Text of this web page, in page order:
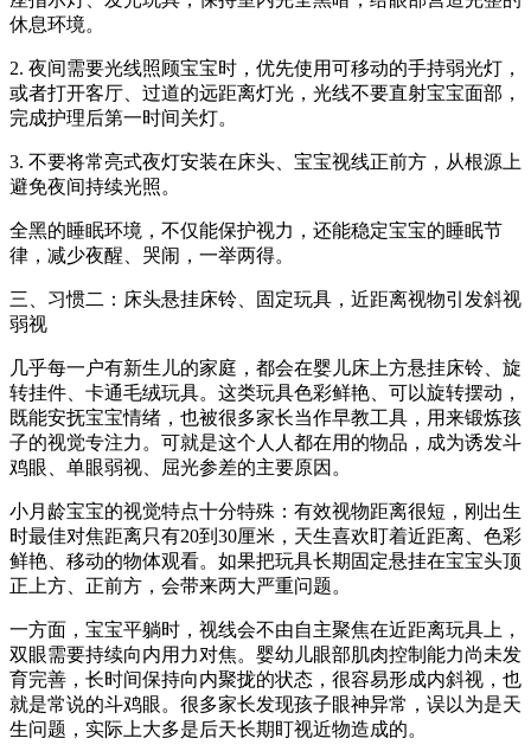
休息环境。
2. 夜间需要光线照顾宝宝时，优先使用可移动的手持弱光灯，
或者打开客厅、过道的远距离灯光，光线不要直射宝宝面部，
完成护理后第一时间关灯。
3. 不要将常亮式夜灯安装在床头、宝宝视线正前方，从根源上
避免夜间持续光照。
全黑的睡眠环境，不仅能保护视力，还能稳定宝宝的睡眠节
律，减少夜醒、哭闹，一举两得。
三、习惯二：床头悬挂床铃、固定玩具，近距离视物引发斜视
弱视
几乎每一户有新生儿的家庭，都会在婴儿床上方悬挂床铃、旋
转挂件、卡通毛绒玩具。这类玩具色彩鲜艳、可以旋转摆动，
既能安抚宝宝情绪，也被很多家长当作早教工具，用来锻炼孩
子的视觉专注力。可就是这个人人都在用的物品，成为诱发斗
鸡眼、单眼弱视、屈光参差的主要原因。
小月龄宝宝的视觉特点十分特殊：有效视物距离很短，刚出生
时最佳对焦距离只有20到30厘米，天生喜欢盯着近距离、色彩
鲜艳、移动的物体观看。如果把玩具长期固定悬挂在宝宝头顶
正上方、正前方，会带来两大严重问题。
一方面，宝宝平躺时，视线会不由自主聚焦在近距离玩具上，
双眼需要持续向内用力对焦。婴幼儿眼部肌肉控制能力尚未发
育完善，长时间保持向内聚拢的状态，很容易形成内斜视，也
就是常说的斗鸡眼。很多家长发现孩子眼神异常，误以为是天
生问题，实际上大多是后天长期盯视近物造成的。